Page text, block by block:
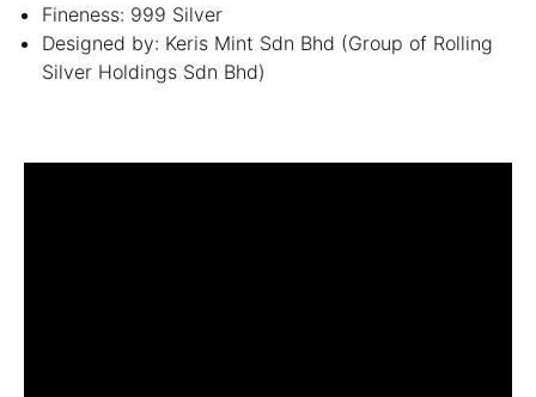
Fineness: 999 Silver
Designed by: Keris Mint Sdn Bhd (Group of Rolling
Silver Holdings Sdn Bhd)